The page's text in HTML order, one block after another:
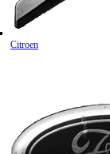
Citroen